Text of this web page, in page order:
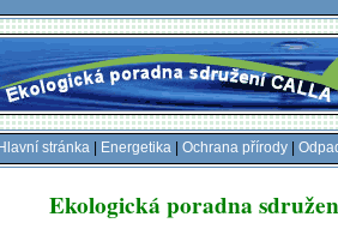
Hlavní stránka| Energetika| Ochrana přírody|
Ekologická poradna